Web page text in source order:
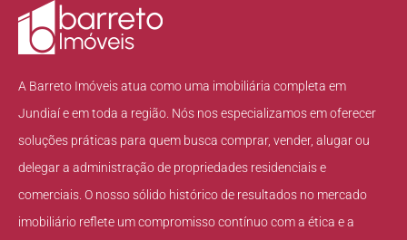
A Barreto Imóveis atua como uma imobiliária completa em
Jundiaí e em toda a região. Nós nos especializamos em oferecer
soluções práticas para quem busca comprar, vender, alugar ou
delegar a administração de propriedades residenciais e
comerciais. O nosso sólido histórico de resultados no mercado
imobiliário reflete um compromisso contínuo com a ética e a